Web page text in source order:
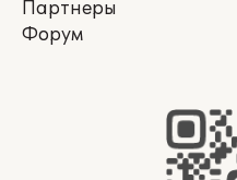
Партнеры
Форум